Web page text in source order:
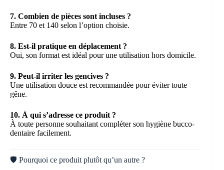
7. Combien de pièces sont incluses ?
Entre 70 et 140 selon l’option choisie.
8. Est-il pratique en déplacement ?
Oui, son format est idéal pour une utilisation hors domicile.
9. Peut-il irriter les gencives ?
Une utilisation douce est recommandée pour éviter toute
gêne.
10. À qui s’adresse ce produit ?
À toute personne souhaitant compléter son hygiène bucco-
dentaire facilement.
🛡️ Pourquoi ce produit plutôt qu’un autre ?